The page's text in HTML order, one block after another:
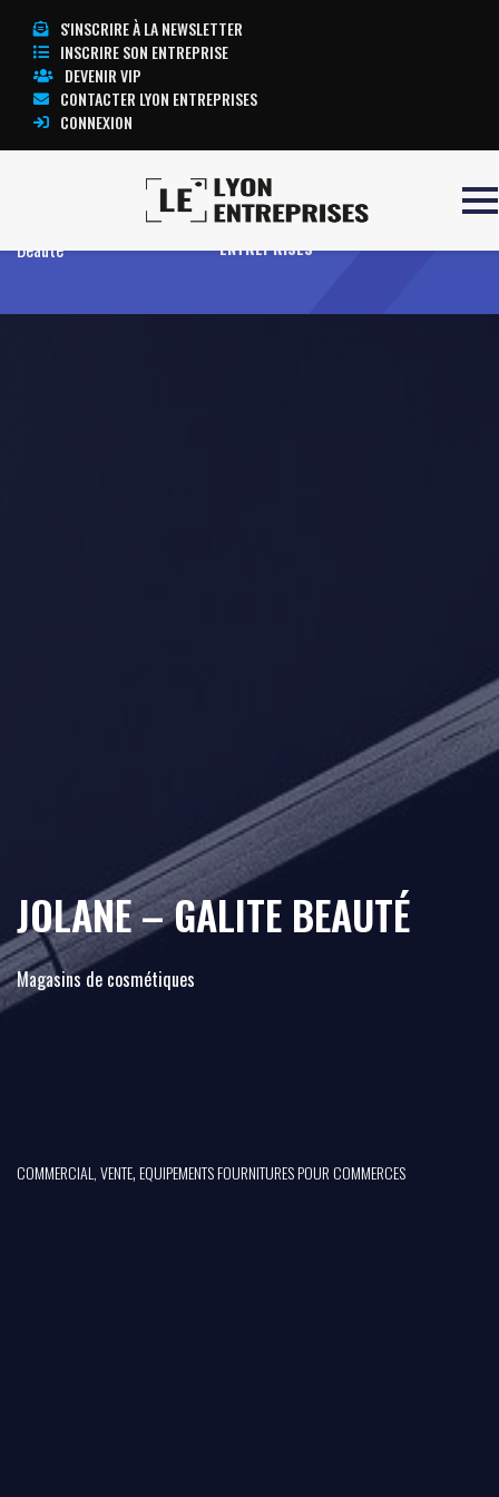
S'INSCRIRE À LA NEWSLETTER
INSCRIRE SON ENTREPRISE
DEVENIR VIP
CONTACTER LYON ENTREPRISES
CONNEXION
Jolane – Galite
Beauté
TOUTE L’ACTUALITÉ LYON
ENTREPRISES
JOLANE – GALITE BEAUTÉ
Magasins de cosmétiques
COMMERCIAL, VENTE,EQUIPEMENTS FOURNITURES POUR COMMERCES